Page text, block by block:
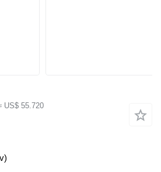
US$ 55.720